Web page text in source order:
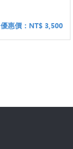
優惠價： NT$ 3,500